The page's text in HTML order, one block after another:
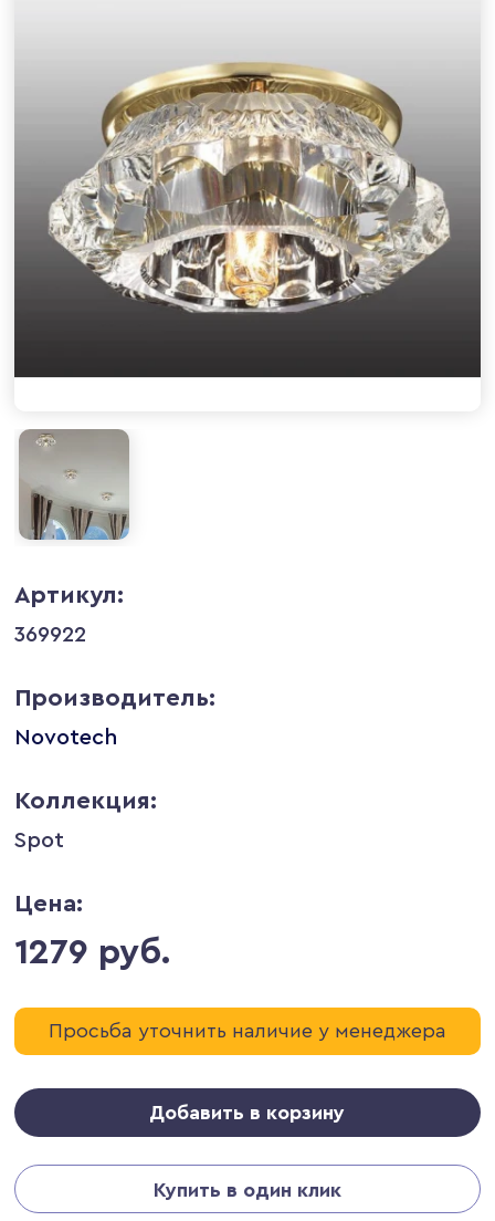
Артикул:
369922
Производитель:
Novotech
Коллекция:
Spot
Цена:
1279 руб.
Просьба уточнить наличие у менеджера
Добавить в корзину
Купить в один клик